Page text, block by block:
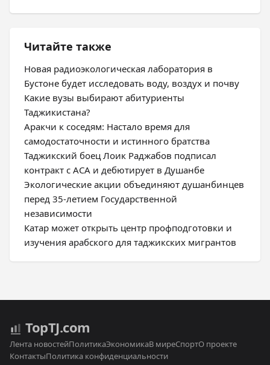
Читайте также
Новая радиоэкологическая лаборатория в
Бустоне будет исследовать воду, воздух и почву
Какие вузы выбирают абитуриенты
Таджикистана?
Аракчи к соседям: Настало время для
самодостаточности и истинного братства
Таджикский боец Лоик Раджабов подписал
контракт с ACA и дебютирует в Душанбе
Экологические акции объединяют душанбинцев
перед 35-летием Государственной
независимости
Катар может открыть центр профподготовки и
изучения арабского для таджикских мигрантов
TopTJ.com
Лента новостейПолитикаЭкономикаВ миреСпортО проекте
КонтактыПолитика конфиденциальности